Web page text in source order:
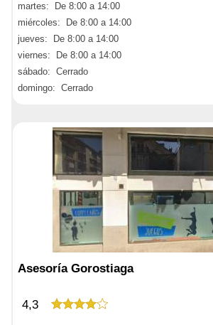
martes: De 8:00 a 14:00
miércoles: De 8:00 a 14:00
jueves: De 8:00 a 14:00
viernes: De 8:00 a 14:00
sábado: Cerrado
domingo: Cerrado
Asesoría Gorostiaga
4,3